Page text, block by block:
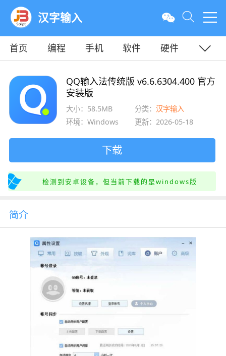
汉字输入
首页 编程 手机 软件
硬件
QQ输入法传统版 v6.6.6304.400 官方
安装版
大小：58.5MB 分类：汉字输入
环境：Windows
更新：2026-05-18
下载
检测到安卓设备，但当前下载的是windows版
简介